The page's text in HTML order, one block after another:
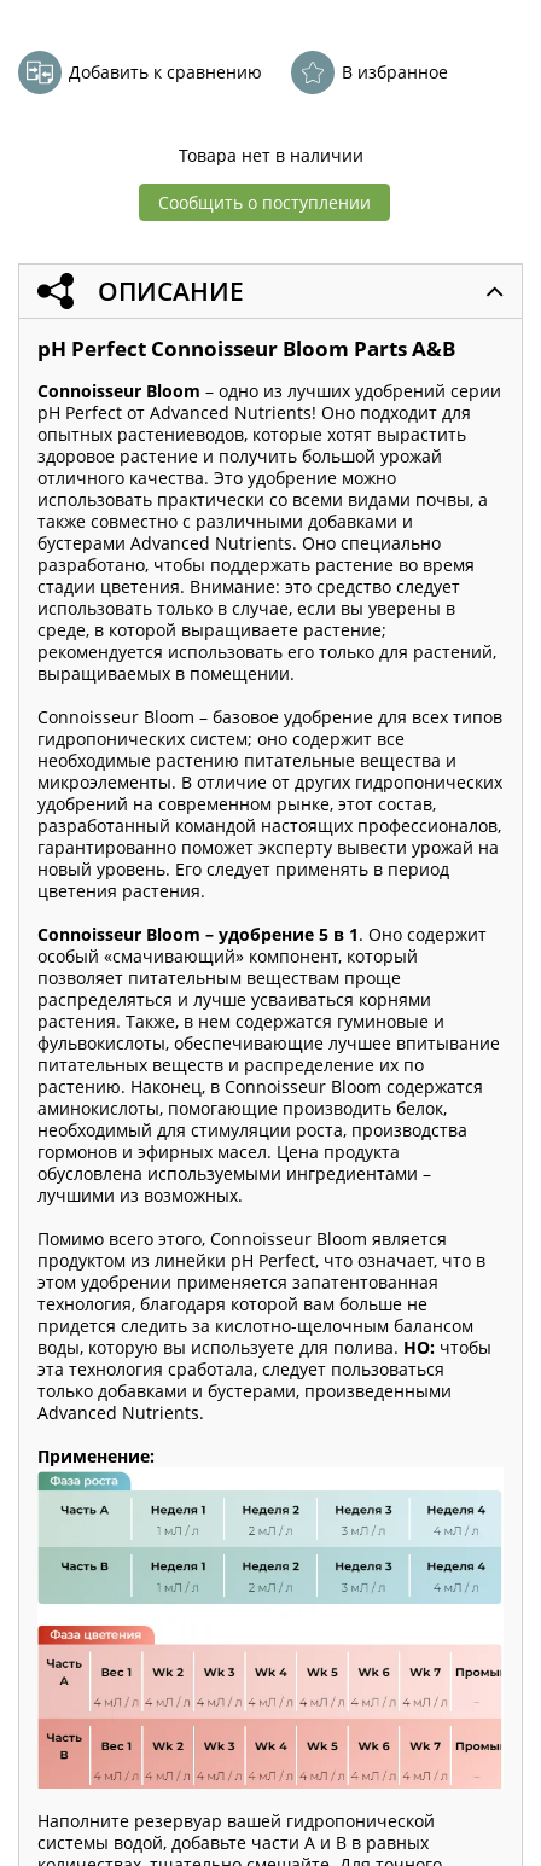
Добавить к сравнению В избранное
Товара нет в наличии
Сообщить о поступлении
ОПИСАНИЕ
pH Perfect Connoisseur Bloom Parts A&B
Connoisseur Bloom – одно из лучших удобрений серии
pH Perfect от Advanced Nutrients! Оно подходит для
опытных растениеводов, которые хотят вырастить
здоровое растение и получить большой урожай
отличного качества. Это удобрение можно
использовать практически со всеми видами почвы, а
также совместно с различными добавками и
бустерами Advanced Nutrients. Оно специально
разработано, чтобы поддержать растение во время
стадии цветения. Внимание: это средство следует
использовать только в случае, если вы уверены в
среде, в которой выращиваете растение;
рекомендуется использовать его только для растений,
выращиваемых в помещении.
Connoisseur Bloom – базовое удобрение для всех типов
гидропонических систем; оно содержит все
необходимые растению питательные вещества и
микроэлементы. В отличие от других гидропонических
удобрений на современном рынке, этот состав,
разработанный командой настоящих профессионалов,
гарантированно поможет эксперту вывести урожай на
новый уровень. Его следует применять в период
цветения растения.
Connoisseur Bloom – удобрение 5 в 1. Оно содержит
особый «смачивающий» компонент, который
позволяет питательным веществам проще
распределяться и лучше усваиваться корнями
растения. Также, в нем содержатся гуминовые и
фульвокислоты, обеспечивающие лучшее впитывание
питательных веществ и распределение их по
растению. Наконец, в Connoisseur Bloom содержатся
аминокислоты, помогающие производить белок,
необходимый для стимуляции роста, производства
гормонов и эфирных масел. Цена продукта
обусловлена используемыми ингредиентами –
лучшими из возможных.
Помимо всего этого, Connoisseur Bloom является
продуктом из линейки pH Perfect, что означает, что в
этом удобрении применяется запатентованная
технология, благодаря которой вам больше не
придется следить за кислотно-щелочным балансом
воды, которую вы используете для полива. НО: чтобы
эта технология сработала, следует пользоваться
только добавками и бустерами, произведенными
Advanced Nutrients.
Применение:
Наполните резервуар вашей гидропонической
системы водой, добавьте части A и B в равных